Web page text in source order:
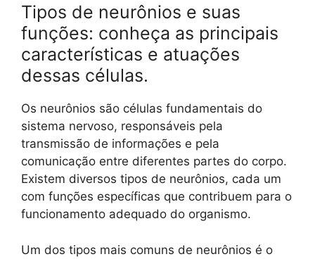
Tipos de neurônios e suas
funções: conheça as principais
características e atuações
dessas células.
Os neurônios são células fundamentais do
sistema nervoso, responsáveis pela
transmissão de informações e pela
comunicação entre diferentes partes do corpo.
Existem diversos tipos de neurônios, cada um
com funções específicas que contribuem para o
funcionamento adequado do organismo.
Um dos tipos mais comuns de neurônios é o